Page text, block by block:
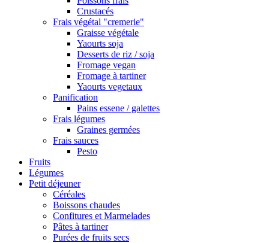
Crustacés
Frais végétal "cremerie"
Graisse végétale
Yaourts soja
Desserts de riz / soja
Fromage vegan
Fromage à tartiner
Yaourts vegetaux
Panification
Pains essene / galettes
Frais légumes
Graines germées
Frais sauces
Pesto
Fruits
Légumes
Petit déjeuner
Céréales
Boissons chaudes
Confitures et Marmelades
Pâtes à tartiner
Purées de fruits secs